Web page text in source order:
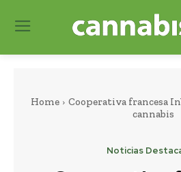
Home
Cooperativa francesa
cannabis
Noticias